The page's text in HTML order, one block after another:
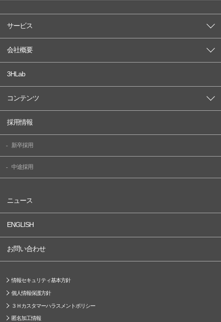
サービス
会社概要
3HLab
コンテンツ
採用情報
新卒採用
中途採用
ニュース
ENGLISH
お問い合わせ
情報セキュリティ基本方針
個人情報保護方針
３Ｈカスタマーハラスメントポリシー
匿名加工情報